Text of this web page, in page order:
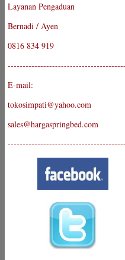
Layanan Pengaduan
Bernadi / Ayen
0816 834 919
E-mail:
tokosimpati@yahoo.com
sales@hargaspringbed.com